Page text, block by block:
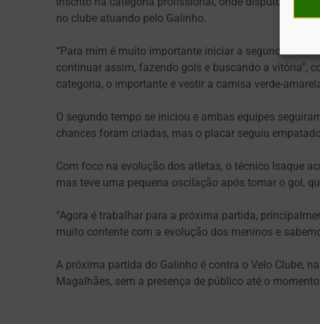
no clube atuando pelo Galinho.
“Para mim é muito importante iniciar a segunda fase
continuar assim, fazendo gols e buscando a vitória”,
categoria, o importante é vestir a camisa verde-
O segundo tempo se iniciou e ambas equipes
chances foram criadas, mas o placar seguiu
Com foco na evolução dos atletas, o técnico Isaque
mas teve uma pequena oscilação após tomar o gol,
“Agora é trabalhar para a próxima partida,
muito contente com a evolução dos meninos e
A próxima partida do Galinho é contra o Velo Clube,
Magalhães, sem a presença de público até o